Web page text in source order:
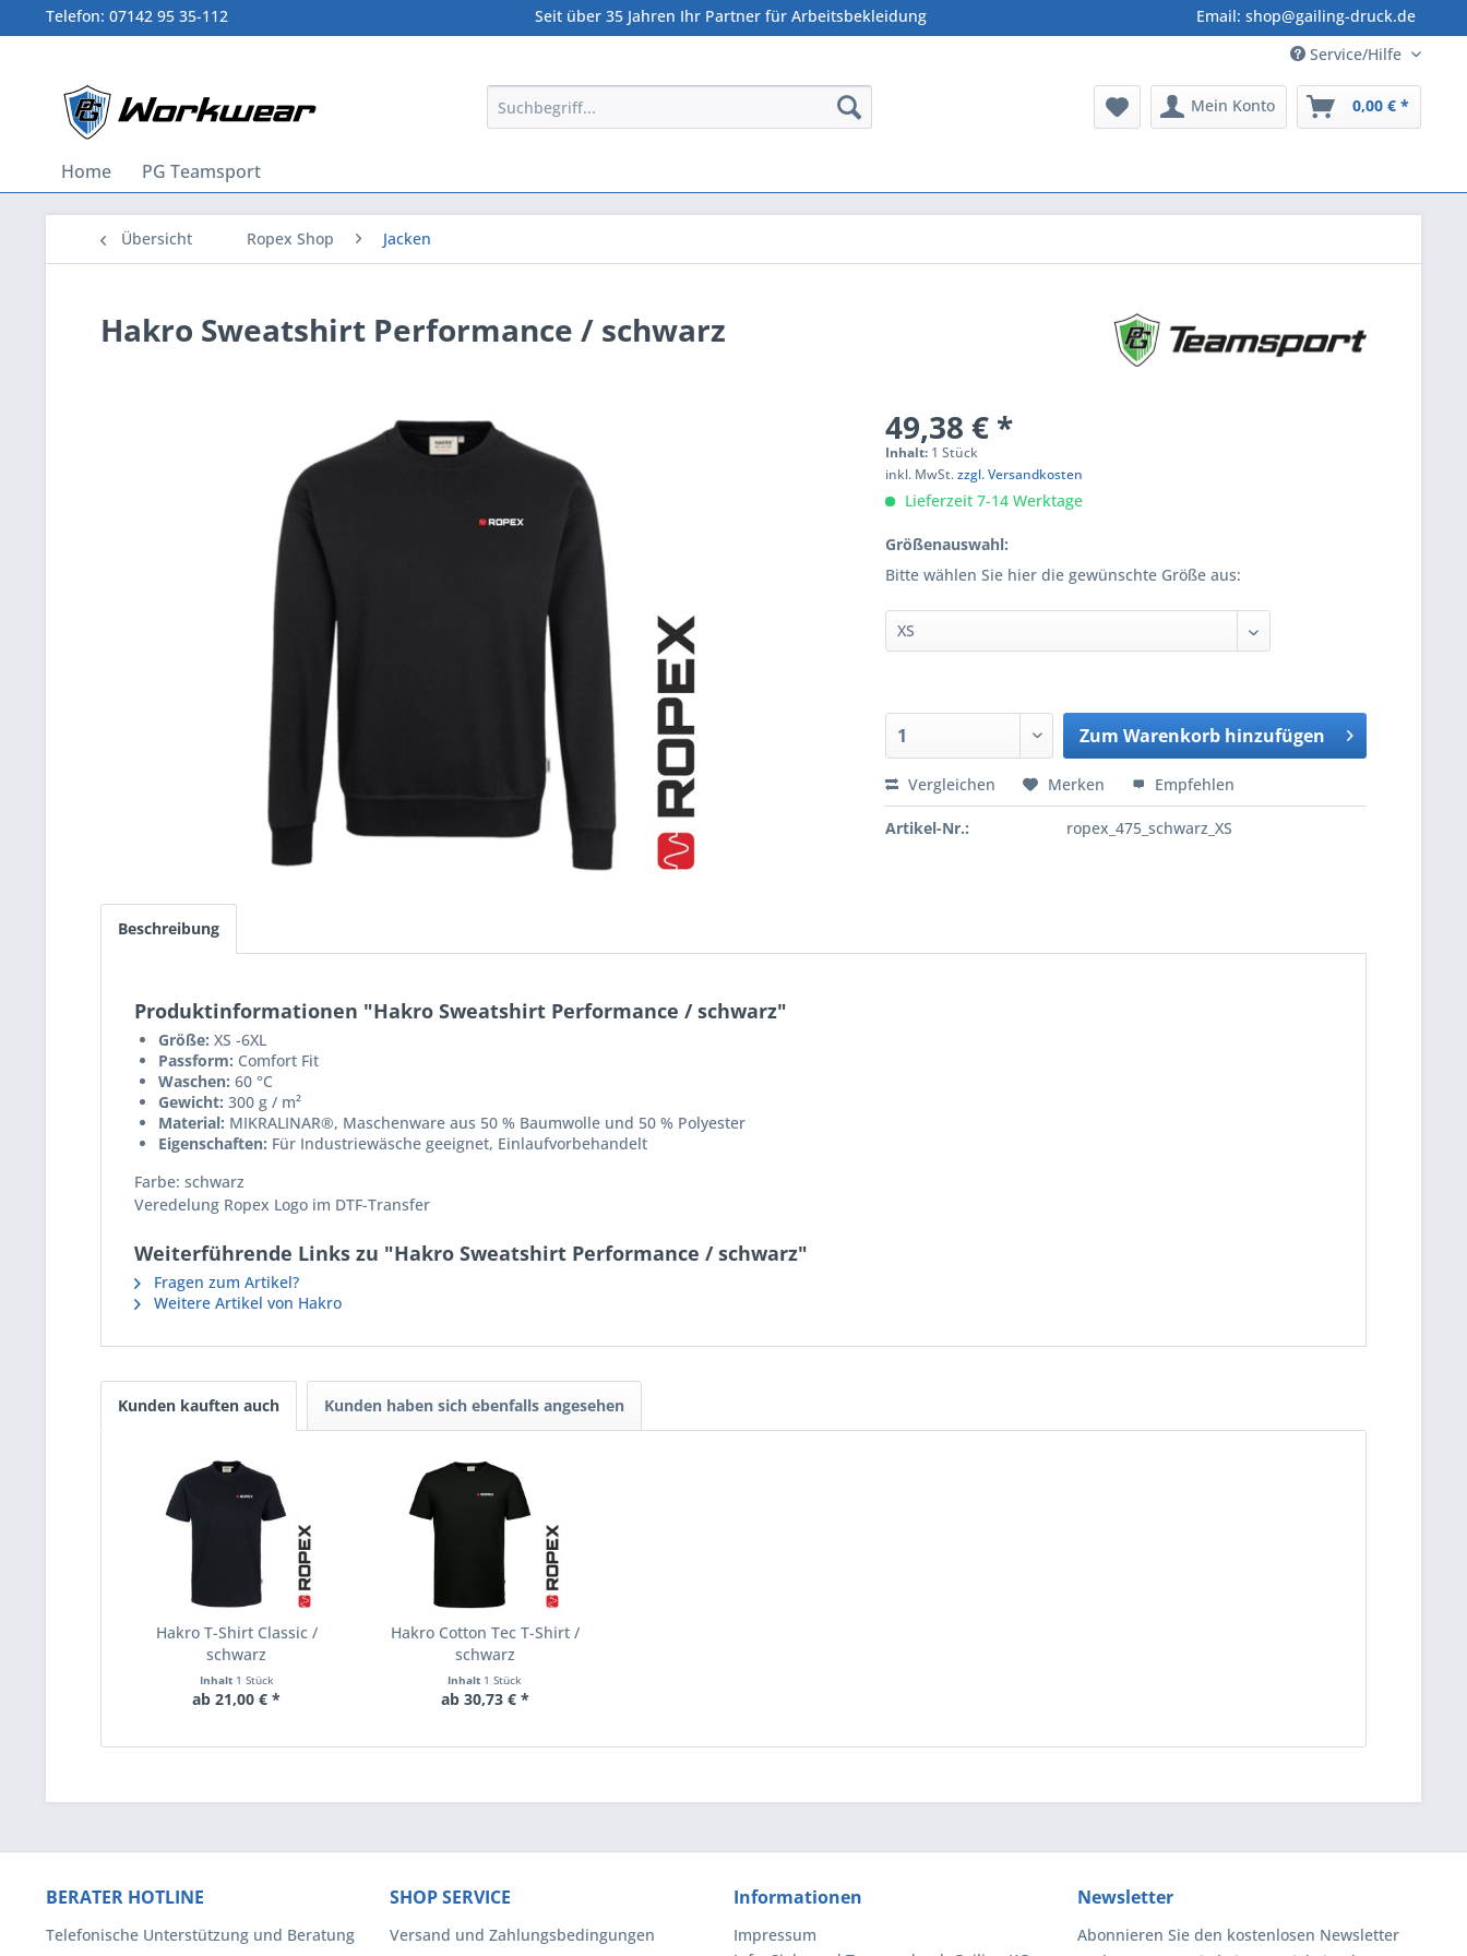
Telefon: 07142 95 35-112 Seit über 35 Jahren Ihr Partner für Arbeitsbekleidung
Email: shop@gailing-druck.de
Service/Hilfe
Mein Konto 0,00 € *
Home PG Teamsport
Übersicht Ropex Shop Jacken
Hakro Sweatshirt Performance / schwarz
49,38 € *
Inhalt: 1 Stück
inkl. MwSt.zzgl. Versandkosten
Lieferzeit 7-14 Werktage
Größenauswahl:
Bitte wählen Sie hier die gewünschte Größe aus:
Zum Warenkorb hinzufügen
Hinzugefügt
Vergleichen Merken Empfehlen
Artikel-Nr.: ropex_475_schwarz_XS
Beschreibung
Produktinformationen "Hakro Sweatshirt Performance / schwarz"
Größe: XS -6XL
Passform: Comfort Fit
Waschen: 60 °C
Gewicht: 300 g / m²
Material: MIKRALINAR®, Maschenware aus 50 % Baumwolle und 50 % Polyester
Eigenschaften: Für Industriewäsche geeignet, Einlaufvorbehandelt
Farbe: schwarz
Veredelung Ropex Logo im DTF-Transfer
Weiterführende Links zu "Hakro Sweatshirt Performance / schwarz"
Fragen zum Artikel?
Weitere Artikel von Hakro
Kunden kauften auch Kunden haben sich ebenfalls angesehen
Hakro T-Shirt Classic /
schwarz
Inhalt 1 Stück
ab 21,00 € *
Hakro Cotton Tec T-Shirt /
schwarz
Inhalt 1 Stück
ab 30,73 € *
BERATER HOTLINE
Telefonische Unterstützung und Beratung
SHOP SERVICE
Versand und Zahlungsbedingungen
Informationen
Impressum
Newsletter
Abonnieren Sie den kostenlosen Newsletter